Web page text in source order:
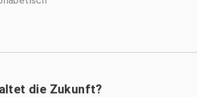
die Zukunft?